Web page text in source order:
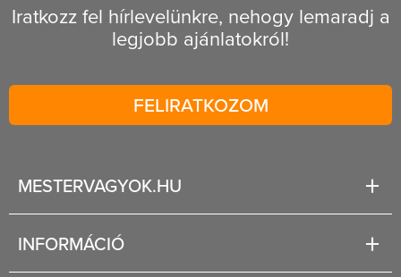
Iratkozz fel hírlevelünkre, nehogy lemaradj a
legjobb ajánlatokról!
FELIRATKOZOM
MESTERVAGYOK.HU
INFORMÁCIÓ